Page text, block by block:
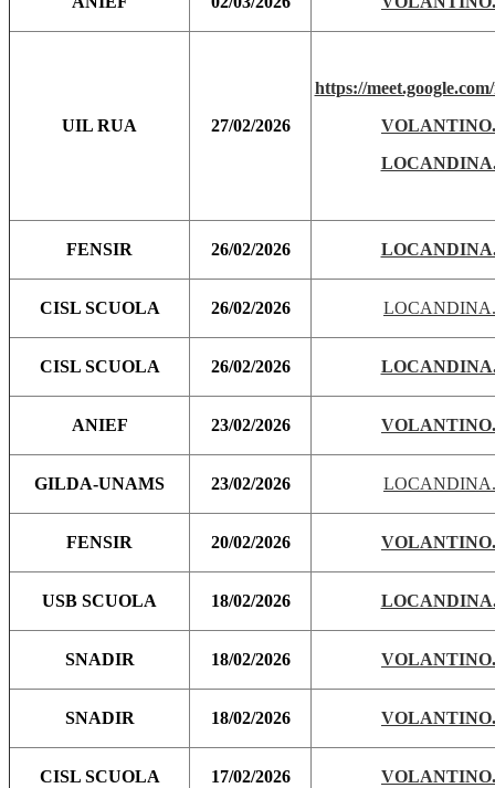
UIL RUA 27/02/2026
https://
FENSIR 26/02/2026
CISL SCUOLA 26/02/2026
CISL SCUOLA 26/02/2026
ANIEF 23/02/2026
GILDA-UNAMS 23/02/2026
FENSIR 20/02/2026
USB SCUOLA 18/02/2026
SNADIR 18/02/2026
SNADIR 18/02/2026
CISL SCUOLA 17/02/2026